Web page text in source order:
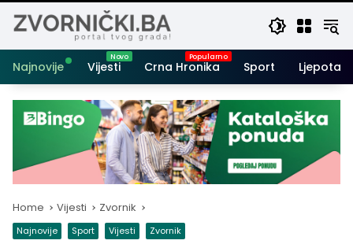
Najnovije Vijesti Crna Hronika Sport Ljepota i
Home Vijesti Zvornik
Najnovije Sport Vijesti Zvornik